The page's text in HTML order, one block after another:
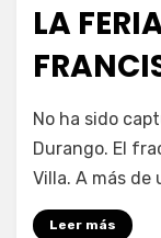
LA
por Fernando
No ha sido
Durango. El
Villa. A más de
Leer más